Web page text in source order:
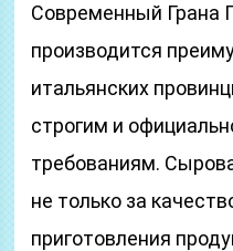
Современный Грана
производится
итальянских
строгим и
требованиям.
не только за
приготовления